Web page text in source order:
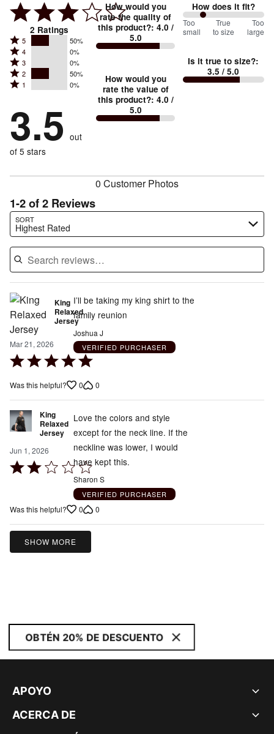
2 Ratings
Rated
5
stars
by
of
reviewers
5 50%
Rated
4
stars
by
of
reviewers
4 0%
Rated
3
stars
0%
of
reviewers
3 0%
Rated
2
by
50%
of
reviewers
2 50%
Rated
stars
by
0%
of
1 0%
3.5 out
of 5 stars
How would you
rate the quality of
this product?: 4.0 /
5.0
How would you
rate the value of
this product?: 4.0 /
5.0
How does it fit?
50%
between
small
and
Too
small
True
to size
Too
large
Is it true to size?:
3.5 / 5.0
0 Customer Photos
1-2 of 2 Reviews
SORT
Highest Rated
Search reviews…
King
Relaxed
Jersey
Mar 21, 2026
Rated
out
of
5
I’ll be taking my king shirt to the
family reunion
Joshua J
VERIFIED PURCHASER
Was this helpful? 0 0
King
Relaxed
Jersey
Jun 1, 2026
Rated
of
5
Love the colors and style
except for the neck line. If the
neckline was lower, I would
have kept this.
Sharon S
VERIFIED PURCHASER
Was this helpful? 0 0
SHOW MORE
OBTÉN 20% DE DESCUENTO
APOYO
ACERCA DE